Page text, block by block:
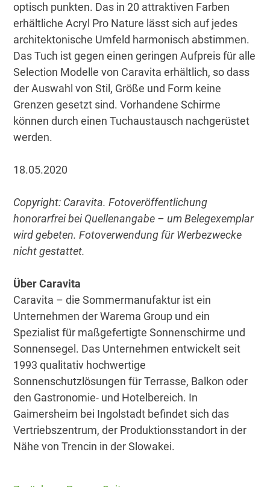
optisch punkten. Das in 20 attraktiven Farben
erhältliche Acryl Pro Nature lässt sich auf jedes
architektonische Umfeld harmonisch abstimmen.
Das Tuch ist gegen einen geringen Aufpreis für alle
Selection Modelle von Caravita erhältlich, so dass
der Auswahl von Stil, Größe und Form keine
Grenzen gesetzt sind. Vorhandene Schirme
können durch einen Tuchaustausch nachgerüstet
werden.
18.05.2020
Copyright: Caravita. Fotoveröffentlichung
honorarfrei bei Quellenangabe – um Belegexemplar
wird gebeten. Fotoverwendung für Werbezwecke
nicht gestattet.
Über Caravita
Caravita – die Sommermanufaktur ist ein
Unternehmen der Warema Group und ein
Spezialist für maßgefertigte Sonnenschirme und
Sonnensegel. Das Unternehmen entwickelt seit
1993 qualitativ hochwertige
Sonnenschutzlösungen für Terrasse, Balkon oder
den Gastronomie- und Hotelbereich. In
Gaimersheim bei Ingolstadt befindet sich das
Vertriebszentrum, der Produktionsstandort in der
Nähe von Trencin in der Slowakei.